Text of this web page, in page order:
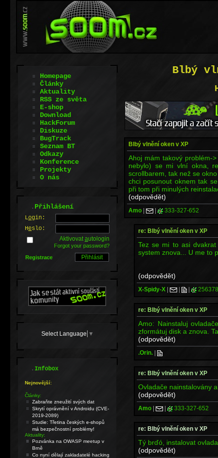
Blbý
Blbý vlnění oken v XP
Ahoj mám takový problém-
nebylo) se mi vlní okna,
scrollbarem, tak než se
chci posunout oknem tak
při tom při minulých
(odpovědět)
Amo | | 333-327-652
re: Blbý vlnění oken v XP
Tez se mi to asi
system znova... U me to
(odpovědět)
X-Spidy-X | | |
re: Blbý vlnění oken v XP
Amo: Nainstaluj
zformátuj disk a znova.
(odpovědět)
.Orin. |
re: Blbý vlnění oken v XP
Ovladače nainstalovány
(odpovědět)
Amo | | 333-327-652
re: Blbý vlnění oken v XP
Tý brďó, instalovat
(odpovědět)
Homepage
Články
Aktuality
RSS ze světa
E-shop
Download
HackForum
Diskuze
BugTrack
Seznam BT
Odkazy
Konference
Projekty
O nás
.Přihlášení
Login:
Heslo:
Aktivovatautologin
Forgot your password?
Registrace
Select Language ▼
.Infobox
Nejnovější:
Články:
Zabraňte zneužití svých dat
Skrytí oprávnění v Androidu (CVE-
2019-2089)
Studie: Třetina českých e-shopů
má bezpečnostní problémy!
Aktuality:
Pozvánka na OWASP meetup v
Brně
Co nyní dělají zakladatelé hacking